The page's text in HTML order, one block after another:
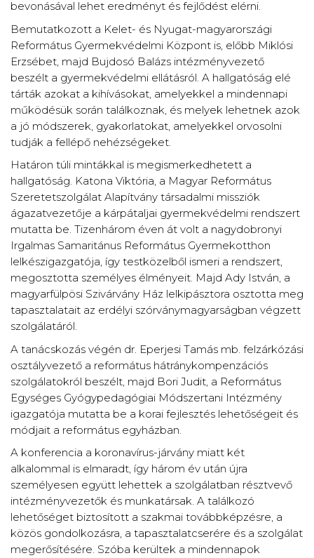
bevonásával lehet eredményt és fejlődést elérni.
Bemutatkozott a Kelet- és Nyugat-magyarországi
Református Gyermekvédelmi Központ is, előbb Miklósi
Erzsébet, majd Bujdosó Balázs intézményvezető
beszélt a gyermekvédelmi ellátásról. A hallgatóság elé
tárták azokat a kihívásokat, amelyekkel a mindennapi
működésük során találkoznak, és melyek lehetnek azok
a jó módszerek, gyakorlatokat, amelyekkel orvosolni
tudják a fellépő nehézségeket.
Határon túli mintákkal is megismerkedhetett a
hallgatóság. Katona Viktória, a Magyar Református
Szeretetszolgálat Alapítvány társadalmi missziók
ágazatvezetője a kárpátaljai gyermekvédelmi rendszert
mutatta be. Tizenhárom éven át volt a nagydobronyi
Irgalmas Samaritánus Református Gyermekotthon
lelkészigazgatója, így testközelből ismeri a rendszert,
megosztotta személyes élményeit. Majd Ady István, a
magyarfülpösi Szivárvány Ház lelkipásztora osztotta meg
tapasztalatait az erdélyi szórványmagyarságban végzett
szolgálatáról.
A tanácskozás végén dr. Eperjesi Tamás mb. felzárkózási
osztályvezető a református hátránykompenzációs
szolgálatokról beszélt, majd Bori Judit, a Református
Egységes Gyógypedagógiai Módszertani Intézmény
igazgatója mutatta be a korai fejlesztés lehetőségeit és
módjait a református egyházban.
A konferencia a koronavírus-járvány miatt két
alkalommal is elmaradt, így három év után újra
személyesen együtt lehettek a szolgálatban résztvevő
intézményvezetők és munkatársak. A találkozó
lehetőséget biztosított a szakmai továbbképzésre, a
közös gondolkozásra, a tapasztalatcserére és a szolgálat
megerősítésére. Szóba kerültek a mindennapok